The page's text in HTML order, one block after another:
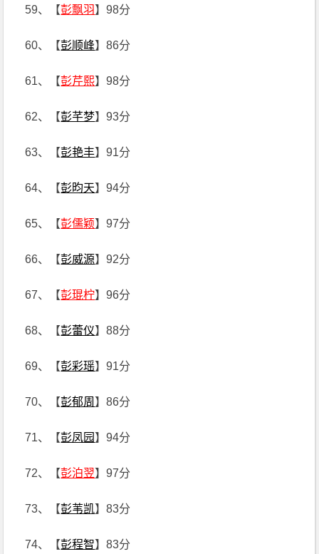
59、【彭飘羽】98分
60、【彭顺峰】86分
61、【彭芹熙】98分
62、【彭芊梦】93分
63、【彭艳丰】91分
64、【彭昀天】94分
65、【彭儒颖】97分
66、【彭威源】92分
67、【彭琨柠】96分
68、【彭蕾仪】88分
69、【彭彩瑶】91分
70、【彭郁周 】86分
71、【彭凤园 】94分
72、【彭泊翌】97分
73、【彭苇凯】83分
74、【彭程智】83分